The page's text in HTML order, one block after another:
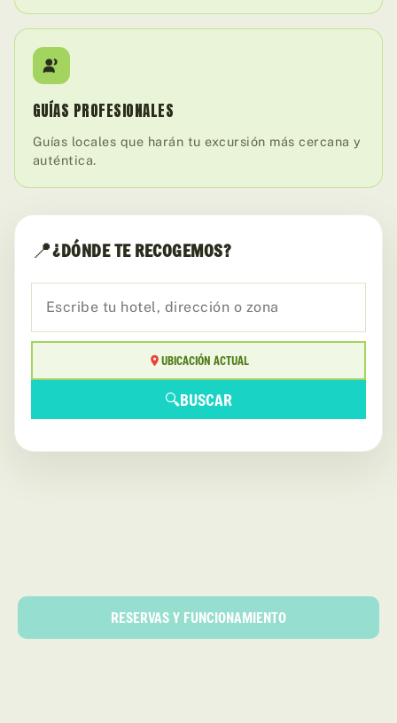
GUÍAS PROFESIONALES
Guías locales que harán tu excursión más cercana y
auténtica.
📍¿DÓNDE TE RECOGEMOS?
UBICACIÓN ACTUAL
🔍BUSCAR
RESERVAS Y FUNCIONAMIENTO